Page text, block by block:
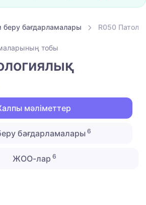
беру бағдарламалары R050
тобы
мәліметтер
бағдарламалары6
ЖОО-лар 6